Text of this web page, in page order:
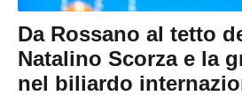
Da Rossano al tetto
Natalino Scorza e la
nel biliardo